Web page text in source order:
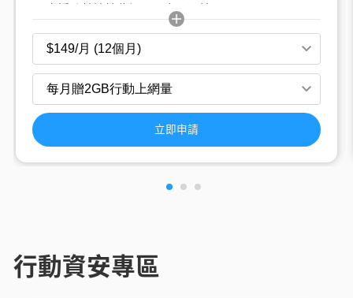
支援跨螢接續收視，內容不漏接!
原價 199元/月
查看更多
立即申請
行動資安專區